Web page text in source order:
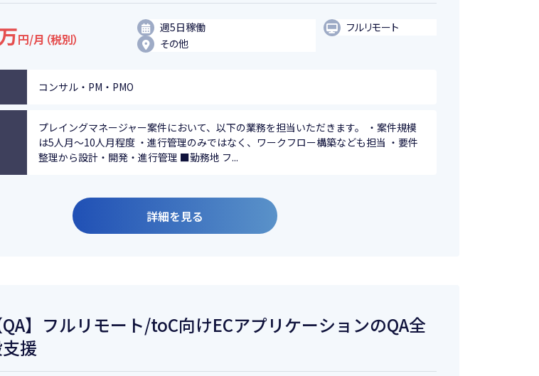
円/月（税別）
週5日稼働
フルリモート
その他
コンサル・PM・PMO
プレイングマネージャー案件において、以下の業務を担当いただきます。 ・案件規模
は5人月～10人月程度 ・進行管理のみではなく、ワークフロー構築なども担当 ・要件
整理から設計・開発・進行管理 ■勤務地 フ...
詳細を見る
QA】フルリモート/toC向けECアプリケーションのQA全
援